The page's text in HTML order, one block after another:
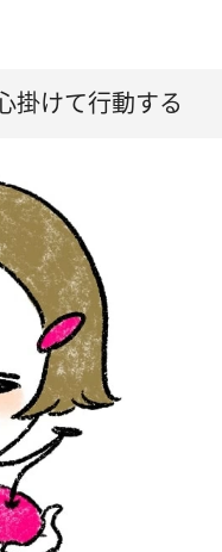
掛けて行動する